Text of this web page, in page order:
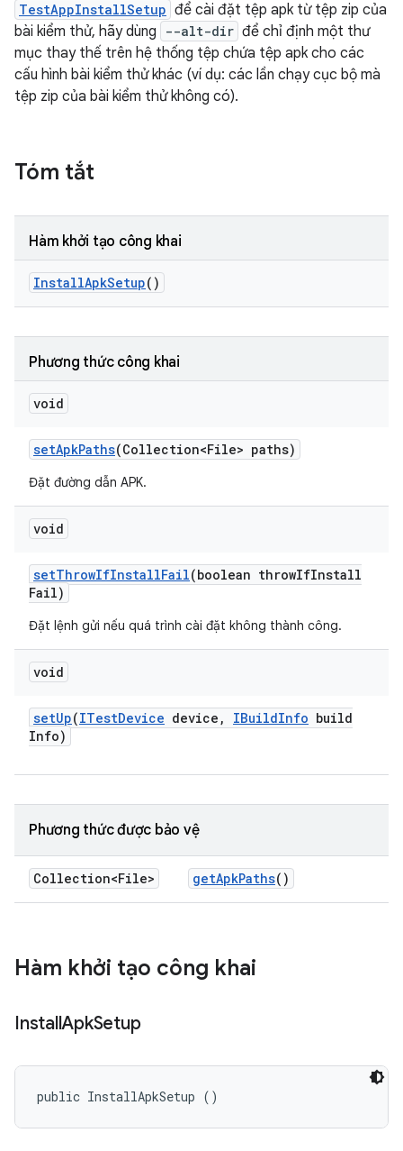
TestAppInstallSetup để cài đặt tệp apk từ tệp zip của
bài kiểm thử, hãy dùng
--alt-dir để chỉ định một thư
mục thay thế trên hệ thống tệp chứa tệp apk cho các
cấu hình bài kiểm thử khác (ví dụ: các lần chạy cục bộ mà
tệp zip của bài kiểm thử không có).
Tóm tắt
Hàm khởi tạo công khai
InstallApkSetup()
Phương thức công khai
void
setApkPaths(Collection<File> paths)
Đặt đường dẫn APK.
void
setThrowIfInstallFail(boolean throwIfInstall
Fail)
Đặt lệnh gửi nếu quá trình cài đặt không thành công.
void
setUp(ITestDevice device , IBuildInfo build
Info)
Phương thức được bảo vệ
Collection<File> getApkPaths()
Hàm khởi tạo công khai
InstallApkSetup
public InstallApkSetup ()